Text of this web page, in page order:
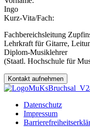
Ingo
Kurz-Vita/Fach:
Fachbereichsleitung
Lehrkraft für Gitarre,
Diplom-Musiklehrer
(Staatl. Hochschule für
Kontakt aufnehmen
Datenschutz
Impressum